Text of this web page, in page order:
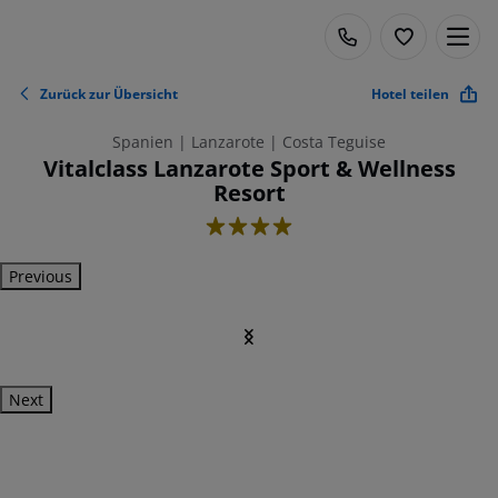
Zurück zur Übersicht Hotel teilen
Spanien | Lanzarote | Costa Teguise
Vitalclass Lanzarote Sport & Wellness
Resort
4
Previous
Next